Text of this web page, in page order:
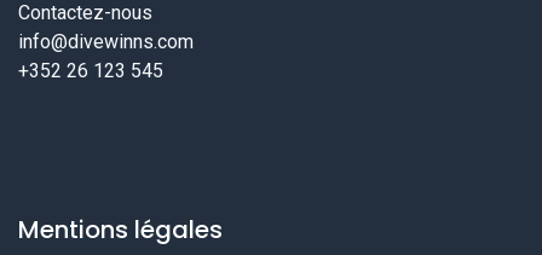
Contactez-nous
info@divewinns.com
+352 26 123 545
Mentions légales